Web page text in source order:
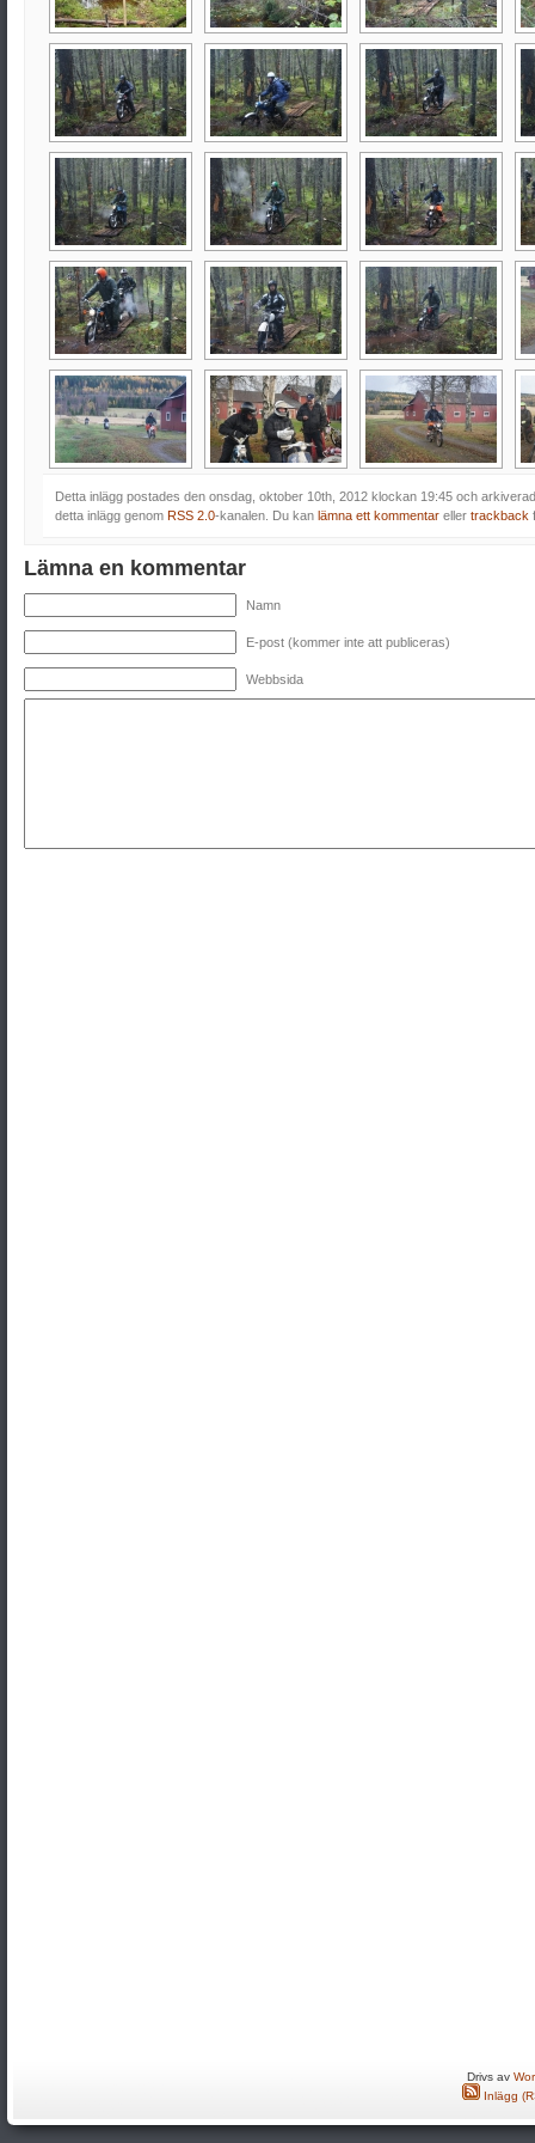
Detta inlägg postades den onsdag, oktober 10th, 2012 klockan 19:45 och
detta inlägg genom RSS 2.0-kanalen. Du kan lämna ett kommentar eller trackback
Lämna en kommentar
Namn
E-post (kommer inte att publiceras)
Webbsida
Drivs av
Inlägg